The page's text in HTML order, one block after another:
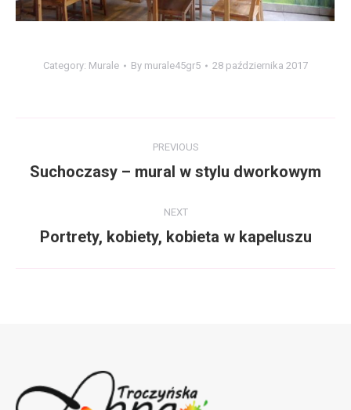
Category: Murale By murale45gr5 28 października 2017
navigation
PREVIOUS
Previous
Suchoczasy – mural w stylu dworkowym
NEXT
Next
Portrety, kobiety, kobieta w kapeluszu